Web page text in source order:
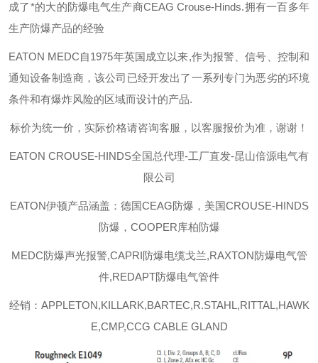
成了*的大的防爆电气生产商CEAG Crouse-Hinds.拥有一百多年
生产防爆产品的经验
EATON MEDC自1975年英国成立以来,作为报警、信号、控制和
通知设备制造商，该公司已经开发出了一系列专门为恶劣的环境
条件和有爆炸风险的区域而设计的产品.
标价为统一价，实际价格请咨询客服，以客服报价为准，谢谢！
EATON CROUSE-HINDS全国总代理-工厂直发-昆山倍源电气有
限公司
EATON伊顿产品涵盖：德国CEAG防爆，美国CROUSE-HINDS
防爆，COOPER库柏防爆
MEDC防爆声光报警,CAPRI防爆电缆戈兰,RAXTON防爆电气管
件,REDAPT防爆电气管件
经销：APPLETON,KILLARK,BARTEC,R.STAHL,RITTAL,HAWK
E,CMP,CCG CABLE GLAND